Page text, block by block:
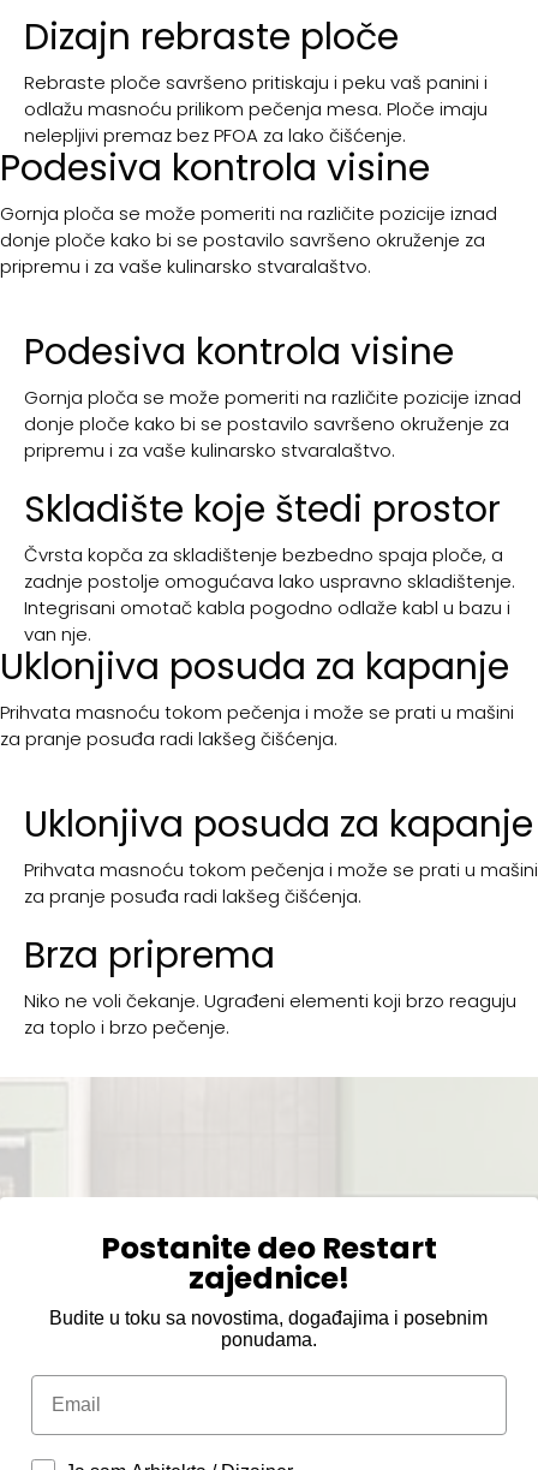
Dizajn rebraste ploče
Rebraste ploče savršeno pritiskaju i peku vaš panini i
odlažu masnoću prilikom pečenja mesa. Ploče imaju
nelepljivi premaz bez PFOA za lako čišćenje.
Podesiva kontrola visine
Gornja ploča se može pomeriti na različite pozicije iznad
donje ploče kako bi se postavilo savršeno okruženje za
pripremu i za vaše kulinarsko stvaralaštvo.
Podesiva kontrola visine
Gornja ploča se može pomeriti na različite pozicije iznad
donje ploče kako bi se postavilo savršeno okruženje za
pripremu i za vaše kulinarsko stvaralaštvo.
Skladište koje štedi prostor
Čvrsta kopča za skladištenje bezbedno spaja ploče, a
zadnje postolje omogućava lako uspravno skladištenje.
Integrisani omotač kabla pogodno odlaže kabl u bazu i
van nje.
Uklonjiva posuda za kapanje
Prihvata masnoću tokom pečenja i može se prati u mašini
za pranje posuđa radi lakšeg čišćenja.
Uklonjiva posuda za kapanje
Prihvata masnoću tokom pečenja i može se prati u mašini
za pranje posuđa radi lakšeg čišćenja.
Brza priprema
Niko ne voli čekanje. Ugrađeni elementi koji brzo reaguju
za toplo i brzo pečenje.
Postanite deo Restart
zajednice!
Budite u toku sa novostima, događajima i posebnim
ponudama.
Email